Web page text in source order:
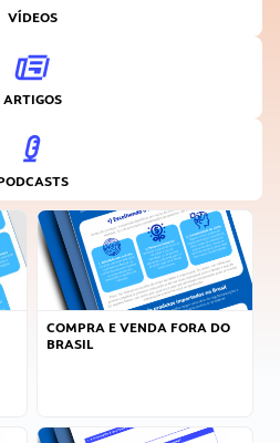
VÍDEOS
ARTIGOS
COMPRA E VENDA FORA DO
BRASIL